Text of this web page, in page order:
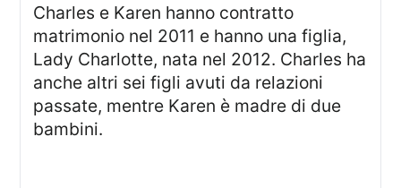
Charles e Karen hanno contratto
matrimonio nel 2011 e hanno una figlia,
Lady Charlotte, nata nel 2012. Charles ha
anche altri sei figli avuti da relazioni
passate, mentre Karen è madre di due
bambini.